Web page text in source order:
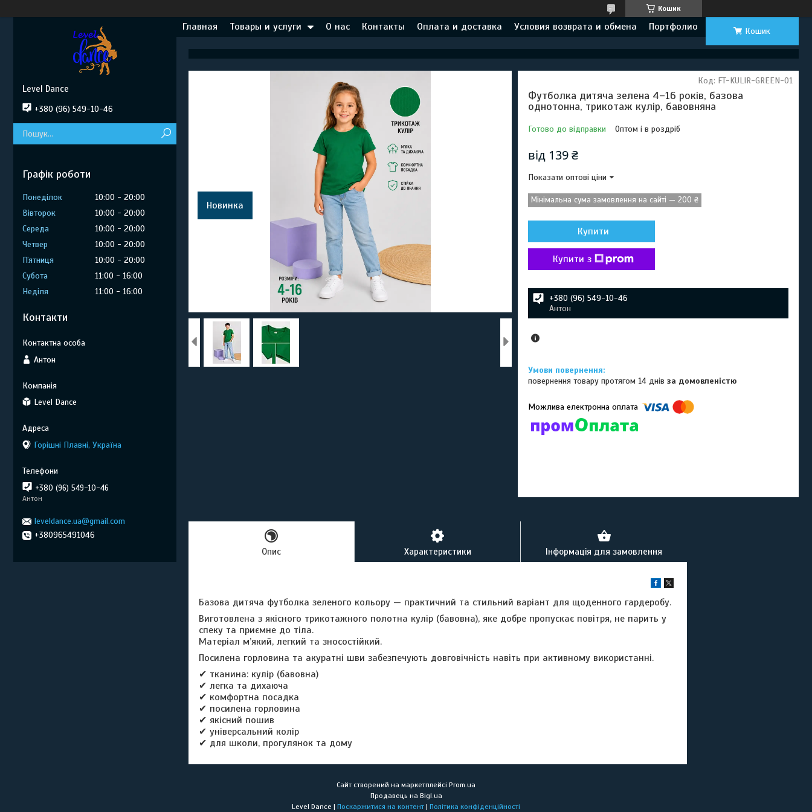
Кошик
Главная Товары и услуги О нас Контакты Оплата и доставка Условия возврата и обмена Портфолио Кошик
Новинка
Футболка дитяча зелена 4–16 років, базова
однотонна, трикотаж кулір, бавовняна
Готово до відправки Оптом і в роздріб
Код: FT-KULIR-GREEN-01
від 139 ₴
Показати оптові ціни
Мінімальна сума замовлення на сайті — 200 ₴
Купити
Купити з
+380 (96) 549-10-46
Антон
повернення товару протягом 14 днівза домовленістю
Опис Характеристики Інформація для замовлення
Базова дитяча футболка зеленого кольору — практичний та стильний варіант для щоденного гардеробу.
Виготовлена з якісного трикотажного полотна кулір (бавовна), яке добре пропускає повітря, не парить у
спеку та приємне до тіла.
Матеріал м’який, легкий та зносостійкий.
Посилена горловина та акуратні шви забезпечують довговічність навіть при активному використанні.
✔ тканина: кулір (бавовна)
✔ легка та дихаюча
✔ комфортна посадка
✔ посилена горловина
✔ якісний пошив
✔ універсальний колір
✔ для школи, прогулянок та дому
Level Dance
+380 (96) 549-10-46
Графік роботи
Понеділок 10:00
20:00
Вівторок
10:00
20:00
Середа
10:00
20:00
Четвер
10:00
20:00
Пʼятниця
10:00
20:00
Субота
11:00
16:00
Неділя
11:00 16:00
Контакти
Антон
Level Dance
Горішні Плавні, Україна
+380 (96) 549-10-46
Антон
leveldance.ua@gmail.com
+380965491046
Сайт створений на маркетплейсі Prom.ua
Продавець на Bigl.ua
Level Dance | Поскаржитися на контент | Політика конфіденційності